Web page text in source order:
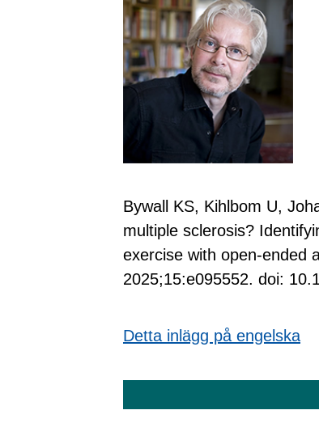
Bywall KS, Kihlbom U,
multiple sclerosis?
exercise with open-ended
2025;15:e095552. doi:
Detta inlägg på engelska